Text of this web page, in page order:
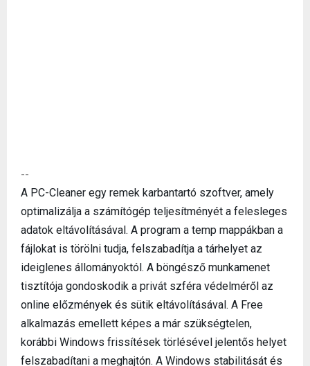
--
A PC-Cleaner egy remek karbantartó szoftver, amely
optimalizálja a számítógép teljesítményét a felesleges
adatok eltávolításával. A program a temp mappákban a
fájlokat is törölni tudja, felszabadítja a tárhelyet az
ideiglenes állományoktól. A böngésző munkamenet
tisztítója gondoskodik a privát szféra védelméről az
online előzmények és sütik eltávolításával. A Free
alkalmazás emellett képes a már szükségtelen,
korábbi Windows frissítések törlésével jelentős helyet
felszabadítani a meghajtón. A Windows stabilitását és